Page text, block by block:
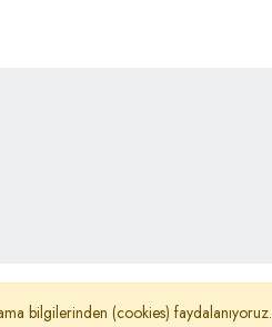
bilgilerinden (cookies) faydalanıyoruz.